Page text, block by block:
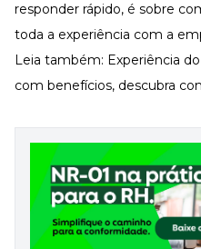
responder rápido, é sobre
toda a experiência com a
Leia também: Experiência
com benefícios, descubra